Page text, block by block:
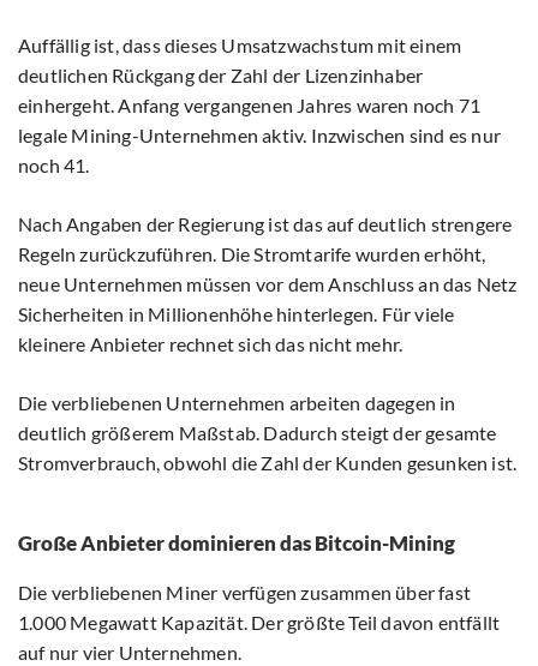
Auffällig ist, dass dieses Umsatzwachstum mit einem
deutlichen Rückgang der Zahl der Lizenzinhaber
einhergeht. Anfang vergangenen Jahres waren noch 71
legale Mining-Unternehmen aktiv. Inzwischen sind es nur
noch 41.
Nach Angaben der Regierung ist das auf deutlich strengere
Regeln zurückzuführen. Die Stromtarife wurden erhöht,
neue Unternehmen müssen vor dem Anschluss an das Netz
Sicherheiten in Millionenhöhe hinterlegen. Für viele
kleinere Anbieter rechnet sich das nicht mehr.
Die verbliebenen Unternehmen arbeiten dagegen in
deutlich größerem Maßstab. Dadurch steigt der gesamte
Stromverbrauch, obwohl die Zahl der Kunden gesunken ist.
Große Anbieter dominieren das Bitcoin-Mining
Die verbliebenen Miner verfügen zusammen über fast
1.000 Megawatt Kapazität. Der größte Teil davon entfällt
auf nur vier Unternehmen.